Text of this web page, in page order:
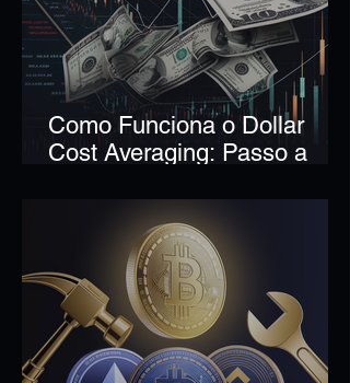
Como Funciona o Dollar
Cost Averaging: Passo a